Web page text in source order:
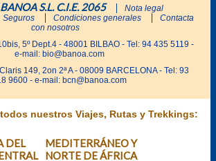
S.L. C.I.E. 2065
Nota legal
Seguros Condiciones generales
Contacta
con nosotros
5º Dept.4 - 48001 BILBAO - Tel: 94 435 5119 -
e-mail: bio@banoa.com
149, 2on 2ª A - 08009 BARCELONA - Tel: 93
9600 - e-mail: bcn@banoa.com
nuestros Viajes, Rutas y Trekkings:
DEL
MEDITERRÁNEO Y
NORTE DE ÁFRICA